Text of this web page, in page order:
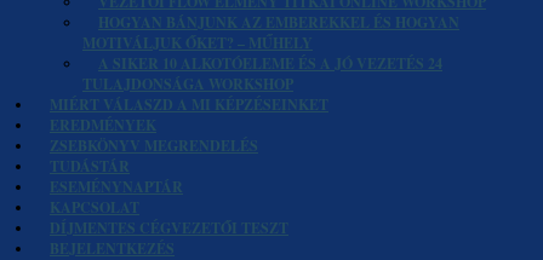
HOGYAN BÁNJUNK AZ EMBEREKKEL ÉS HOGYAN
MOTIVÁLJUK ŐKET? – MŰHELY
A SIKER 10 ALKOTÓELEME ÉS A JÓ VEZETÉS 24
TULAJDONSÁGA WORKSHOP
MIÉRT VÁLASZD A MI KÉPZÉSEINKET
EREDMÉNYEK
ZSEBKÖNYV MEGRENDELÉS
TUDÁSTÁR
ESEMÉNYNAPTÁR
KAPCSOLAT
DÍJMENTES CÉGVEZETŐI TESZT
BEJELENTKEZÉS